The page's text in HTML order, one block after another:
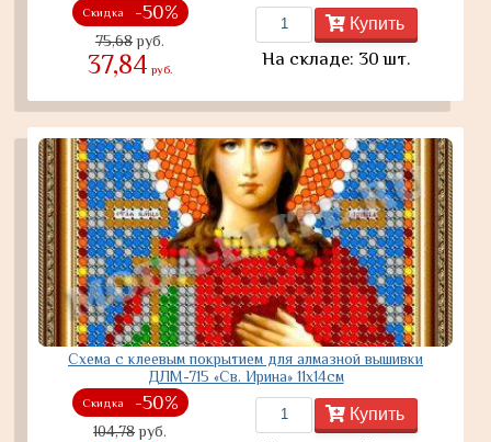
Скидка -50%
75,68руб.
37,84 руб.
Купить
На складе: 30 шт.
Схема с клеевым покрытием для алмазной вышивки
ДЛМ-715 «Св. Ирина» 11х14см
Скидка -50%
104,78руб.
Купить